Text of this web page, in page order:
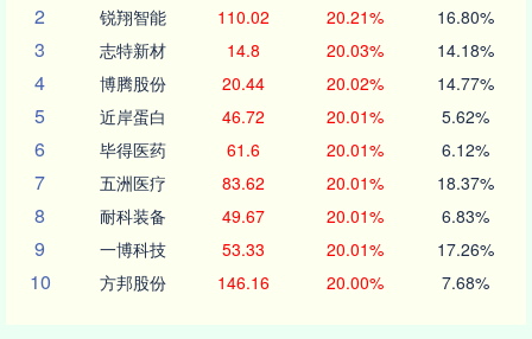
2 锐翔智能 110.02 20.21% 16.80%
3 志特新材 14.8 20.03% 14.18%
4 博腾股份 20.44 20.02% 14.77%
5 近岸蛋白 46.72 20.01% 5.62%
6 毕得医药 61.6 20.01% 6.12%
7 五洲医疗 83.62 20.01% 18.37%
8 耐科装备 49.67 20.01% 6.83%
9 一博科技 53.33 20.01% 17.26%
10 方邦股份 146.16 20.00% 7.68%